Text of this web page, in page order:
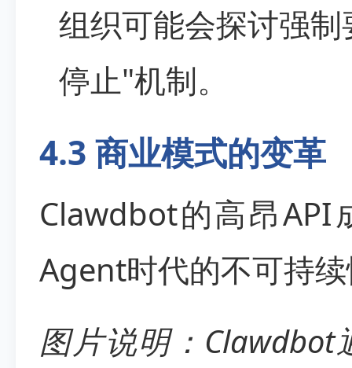
组织可能会探讨强
停止"机制。
4.3 商业模式的变革
Clawdbot的高昂API
Agent时代的不可持
图片说明：Clawdbot